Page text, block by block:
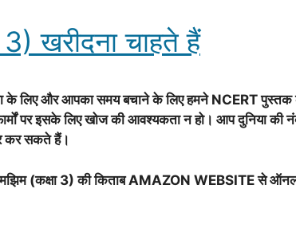
खरीदना चाहते हैं
लिए और आपका समय बचाने के लिए हमने NCERT पुस्तक
पर इसके लिए खोज की आवश्यकता न हो। आप दुनिया की
कर सकते हैं।
(कक्षा 3) की किताब AMAZON WEBSITE से